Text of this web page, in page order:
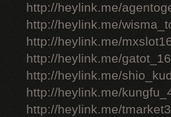
http://heylink.me/
http://heylink.me/
http://heylink.me/
http://heylink.me/
http://heylink.me/
http://heylink.me/
http://heylink.me/tmarket3